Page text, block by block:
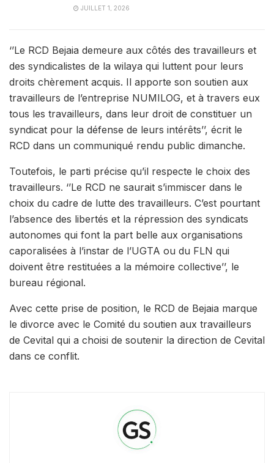
JUILLET 1, 2026
‘’Le RCD Bejaia demeure aux côtés des travailleurs et
des syndicalistes de la wilaya qui luttent pour leurs
droits chèrement acquis. Il apporte son soutien aux
travailleurs de l’entreprise NUMILOG, et à travers eux
tous les travailleurs, dans leur droit de constituer un
syndicat pour la défense de leurs intérêts’’, écrit le
RCD dans un communiqué rendu public dimanche.
Toutefois, le parti précise qu’il respecte le choix des
travailleurs. ‘’Le RCD ne saurait s’immiscer dans le
choix du cadre de lutte des travailleurs. C’est pourtant
l’absence des libertés et la répression des syndicats
autonomes qui font la part belle aux organisations
caporalisées à l’instar de l’UGTA ou du FLN qui
doivent être restituées a la mémoire collective’’, le
bureau régional.
Avec cette prise de position, le RCD de Bejaia marque
le divorce avec le Comité du soutien aux travailleurs
de Cevital qui a choisi de soutenir la direction de Cevital
dans ce conflit.